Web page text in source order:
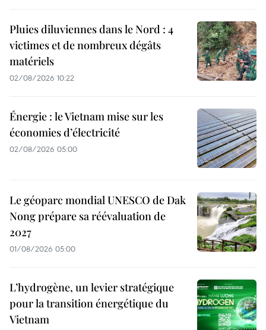
Pluies diluviennes dans le Nord : 4
victimes et de nombreux dégâts
matériels
02/08/2026 10:22
Énergie : le Vietnam mise sur les
économies d’électricité
02/08/2026 05:00
Le géoparc mondial UNESCO de Dak
Nong prépare sa réévaluation de
2027
01/08/2026 05:00
L’hydrogène, un levier stratégique
pour la transition énergétique du
Vietnam